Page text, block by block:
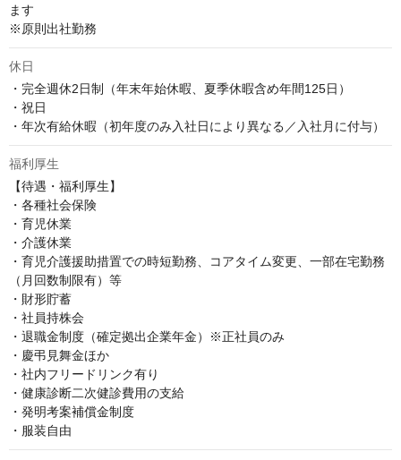
ます
※原則出社勤務
休日
・完全週休2日制（年末年始休暇、夏季休暇含め年間125日）
・祝日
・年次有給休暇（初年度のみ入社日により異なる／入社月に付与）
福利厚生
【待遇・福利厚生】
・各種社会保険
・育児休業
・介護休業
・育児介護援助措置での時短勤務、コアタイム変更、一部在宅勤務
（月回数制限有）等
・財形貯蓄
・社員持株会
・退職金制度（確定拠出企業年金）※正社員のみ
・慶弔見舞金ほか
・社内フリードリンク有り
・健康診断二次健診費用の支給
・発明考案補償金制度
・服装自由